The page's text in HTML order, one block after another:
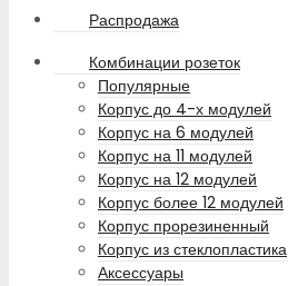
Распродажа
Комбинации розеток
Популярные
Корпус до 4-х модулей
Корпус на 6 модулей
Корпус на 11 модулей
Корпус на 12 модулей
Корпус более 12 модулей
Корпус прорезиненный
Корпус из стеклопластика
Аксессуары